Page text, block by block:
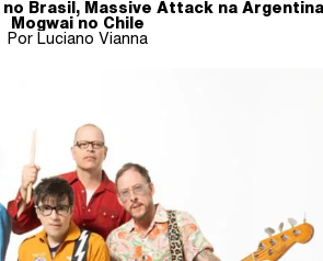
Brasil, Massive Attack na
Mogwai no Chile
Por Luciano Vianna